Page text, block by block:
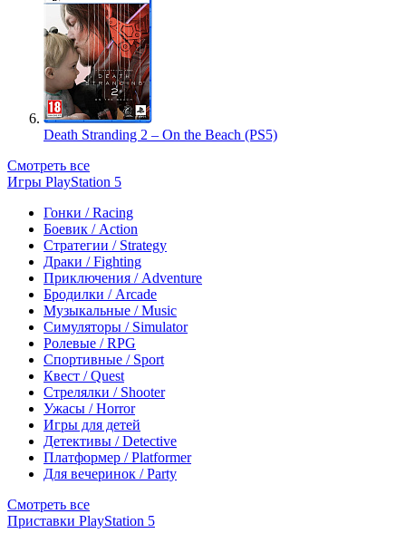
Death Stranding 2 – On the Beach (PS5)
Смотреть все
Игры PlayStation 5
Гонки / Racing
Боевик / Action
Стратегии / Strategy
Драки / Fighting
Приключения / Adventure
Бродилки / Arcade
Музыкальные / Music
Симуляторы / Simulator
Ролевые / RPG
Спортивные / Sport
Квест / Quest
Стрелялки / Shooter
Ужасы / Horror
Игры для детей
Детективы / Detective
Платформер / Platformer
Для вечеринок / Party
Смотреть все
Приставки PlayStation 5